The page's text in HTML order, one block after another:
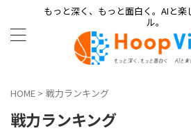
もっと深く、もっと面白く。AIと楽
ル。
HOME > 戦力ランキング
戦力ランキング